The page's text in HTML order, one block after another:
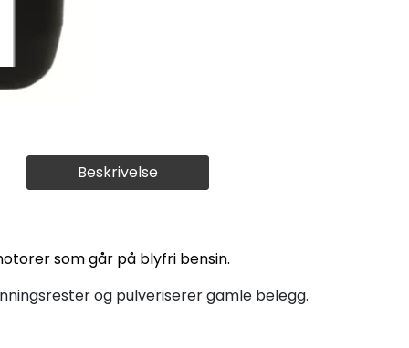
Beskrivelse
som går på blyfri bensin.
og pulveriserer gamle belegg.